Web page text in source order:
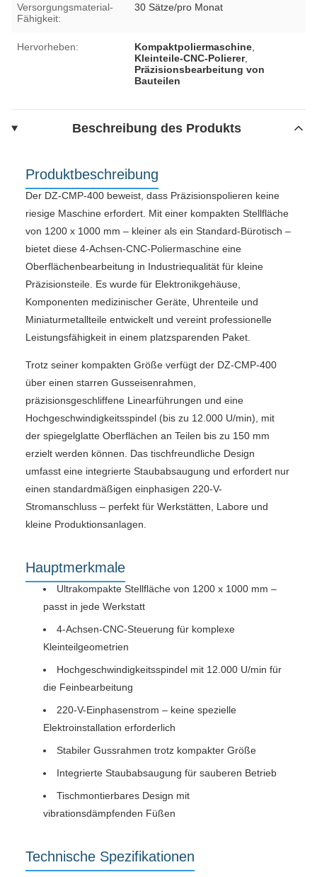
Versorgungsmaterial-
Fähigkeit:
30 Sätze/pro Monat
Hervorheben: Kompaktpoliermaschine
Kleinteile-CNC-Polierer,
Präzisionsbearbeitung von
Bauteilen
Beschreibung des Produkts
Produktbeschreibung
Der DZ-CMP-400 beweist, dass Präzisionspolieren keine
riesige Maschine erfordert. Mit einer kompakten Stellfläche
von 1200 x 1000 mm – kleiner als ein Standard-Bürotisch –
bietet diese 4-Achsen-CNC-Poliermaschine eine
Oberflächenbearbeitung in Industriequalität für kleine
Präzisionsteile. Es wurde für Elektronikgehäuse,
Komponenten medizinischer Geräte, Uhrenteile und
Miniaturmetallteile entwickelt und vereint professionelle
Leistungsfähigkeit in einem platzsparenden Paket.
Trotz seiner kompakten Größe verfügt der DZ-CMP-400
über einen starren Gusseisenrahmen,
präzisionsgeschliffene Linearführungen und eine
Hochgeschwindigkeitsspindel (bis zu 12.000 U/min), mit
der spiegelglatte Oberflächen an Teilen bis zu 150 mm
erzielt werden können. Das tischfreundliche Design
umfasst eine integrierte Staubabsaugung und erfordert nur
einen standardmäßigen einphasigen 220-V-
Stromanschluss – perfekt für Werkstätten, Labore und
kleine Produktionsanlagen.
Hauptmerkmale
Ultrakompakte Stellfläche von 1200 x 1000 mm –
passt in jede Werkstatt
4-Achsen-CNC-Steuerung für komplexe
Kleinteilgeometrien
Hochgeschwindigkeitsspindel mit 12.000 U/min für
die Feinbearbeitung
220-V-Einphasenstrom – keine spezielle
Elektroinstallation erforderlich
Stabiler Gussrahmen trotz kompakter Größe
Integrierte Staubabsaugung für sauberen Betrieb
Tischmontierbares Design mit
vibrationsdämpfenden Füßen
Technische Spezifikationen